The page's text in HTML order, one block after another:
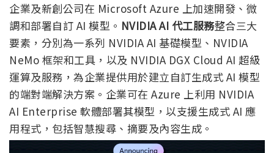
企業及新創公司在 Microsoft Azure 上加速開發、微
調和部署自訂 AI 模型。 NVIDIA AI 代工服務整合三大
要素，分別為一系列 NVIDIA AI 基礎模型、NVIDIA
NeMo 框架和工具，以及 NVIDIA DGX Cloud AI 超級
運算及服務，為企業提供用於建立自訂生成式 AI 模型
的端對端解決方案。企業可在 Azure 上利用 NVIDIA
AI Enterprise 軟體部署其模型，以支援生成式 AI 應
用程式，包括智慧搜尋、摘要及內容生成。